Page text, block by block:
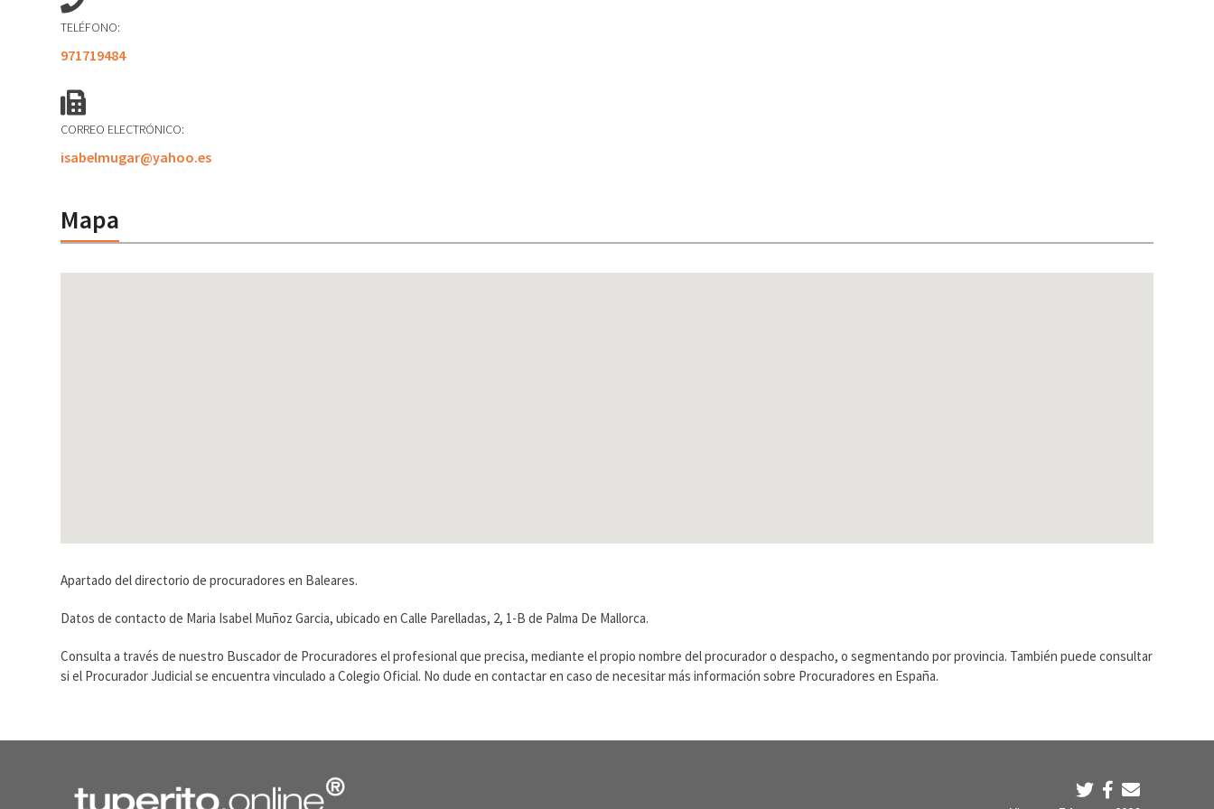
TELÉFONO:
971719484
CORREO ELECTRÓNICO:
isabelmugar@yahoo.es
Mapa
Apartado del directorio de procuradores en Baleares.
Datos de contacto de Maria Isabel Muñoz Garcia, ubicado en Calle Parelladas, 2, 1-B de Palma De Mallorca.
Consulta a través de nuestro Buscador de Procuradores el profesional que precisa, mediante el propio nombre del procurador o despacho, o segmentando por provincia. También puede consultar
si el Procurador Judicial se encuentra vinculado a Colegio Oficial. No dude en contactar en caso de necesitar más información sobre Procuradores en España.